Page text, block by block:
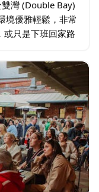
灣 (Double Bay)
境優雅輕鬆，非常
或只是下班回家路